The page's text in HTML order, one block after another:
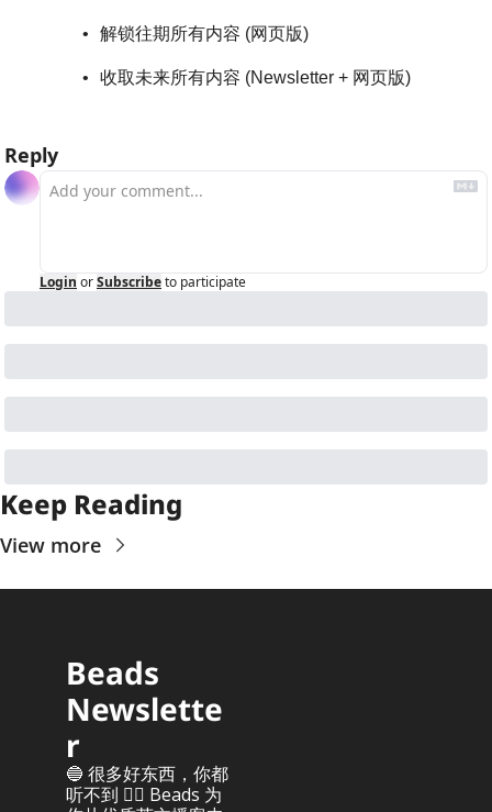
解锁往期所有内容 (网页版)
收取未来所有内容 (Newsletter + 网页版)
Reply
Login orSubscribeto participate
Keep Reading
View more
Beads
Newslette
r
🔵 很多好东西，你都
听不到 👂🏻 Beads 为